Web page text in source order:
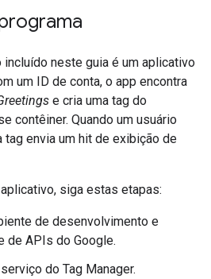
incluído neste guia é um aplicativo
um ID de conta, o app encontra
e cria uma tag do
contêiner. Quando um usuário
envia um hit de exibição de
siga estas etapas:
de desenvolvimento e
de APIs do Google.
do Tag Manager.